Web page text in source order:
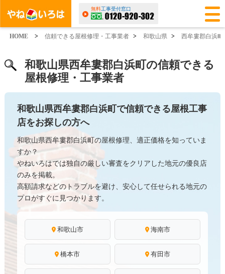
無料工事受付窓口
HOME > 信頼できる屋根修理・工事業者 > 和歌山県 > 西牟婁郡白浜町
和歌山県西牟婁郡白浜町の信頼できる
屋根修理・工事業者
和歌山県西牟婁郡白浜町で信頼できる屋根工事
店をお探しの方へ
和歌山県西牟婁郡白浜町の屋根修理、適正価格を知っていま
すか？
やねいろはでは独自の厳しい審査をクリアした地元の優良店
のみを掲載。
高額請求などのトラブルを避け、安心して任せられる地元の
プロがすぐに見つかります。
和歌山市 海南市
橋本市 有田市